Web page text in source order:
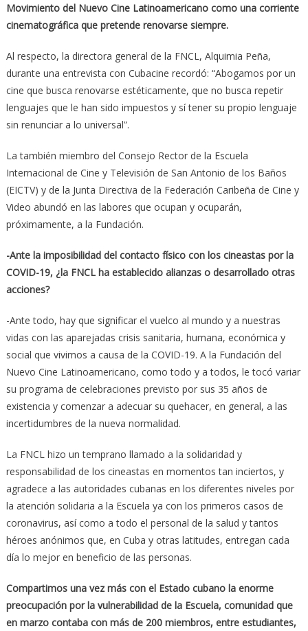
Movimiento del Nuevo Cine Latinoamericano como una corriente
cinematográfica que pretende renovarse siempre.
Al respecto, la directora general de la FNCL, Alquimia Peña,
durante una entrevista con Cubacine recordó: “Abogamos por un
cine que busca renovarse estéticamente, que no busca repetir
lenguajes que le han sido impuestos y sí tener su propio lenguaje
sin renunciar a lo universal”.
La también miembro del Consejo Rector de la Escuela
Internacional de Cine y Televisión de San Antonio de los Baños
(EICTV) y de la Junta Directiva de la Federación Caribeña de Cine y
Video abundó en las labores que ocupan y ocuparán,
próximamente, a la Fundación.
-Ante la imposibilidad del contacto físico con los cineastas por la
COVID-19, ¿la FNCL ha establecido alianzas o desarrollado otras
acciones?
-Ante todo, hay que significar el vuelco al mundo y a nuestras
vidas con las aparejadas crisis sanitaria, humana, económica y
social que vivimos a causa de la COVID-19. A la Fundación del
Nuevo Cine Latinoamericano, como todo y a todos, le tocó variar
su programa de celebraciones previsto por sus 35 años de
existencia y comenzar a adecuar su quehacer, en general, a las
incertidumbres de la nueva normalidad.
La FNCL hizo un temprano llamado a la solidaridad y
responsabilidad de los cineastas en momentos tan inciertos, y
agradece a las autoridades cubanas en los diferentes niveles por
la atención solidaria a la Escuela ya con los primeros casos de
coronavirus, así como a todo el personal de la salud y tantos
héroes anónimos que, en Cuba y otras latitudes, entregan cada
día lo mejor en beneficio de las personas.
Compartimos una vez más con el Estado cubano la enorme
preocupación por la vulnerabilidad de la Escuela, comunidad que
en marzo contaba con más de 200 miembros, entre estudiantes,